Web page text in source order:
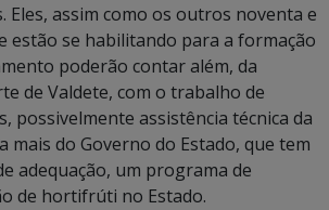
Eles, assim como os outros noventa e
estão se habilitando para a formação
poderão contar além, da
de Valdete, com o trabalho de
possivelmente assistência técnica da
mais do Governo do Estado, que tem
adequação, um programa de
de hortifrúti no Estado.